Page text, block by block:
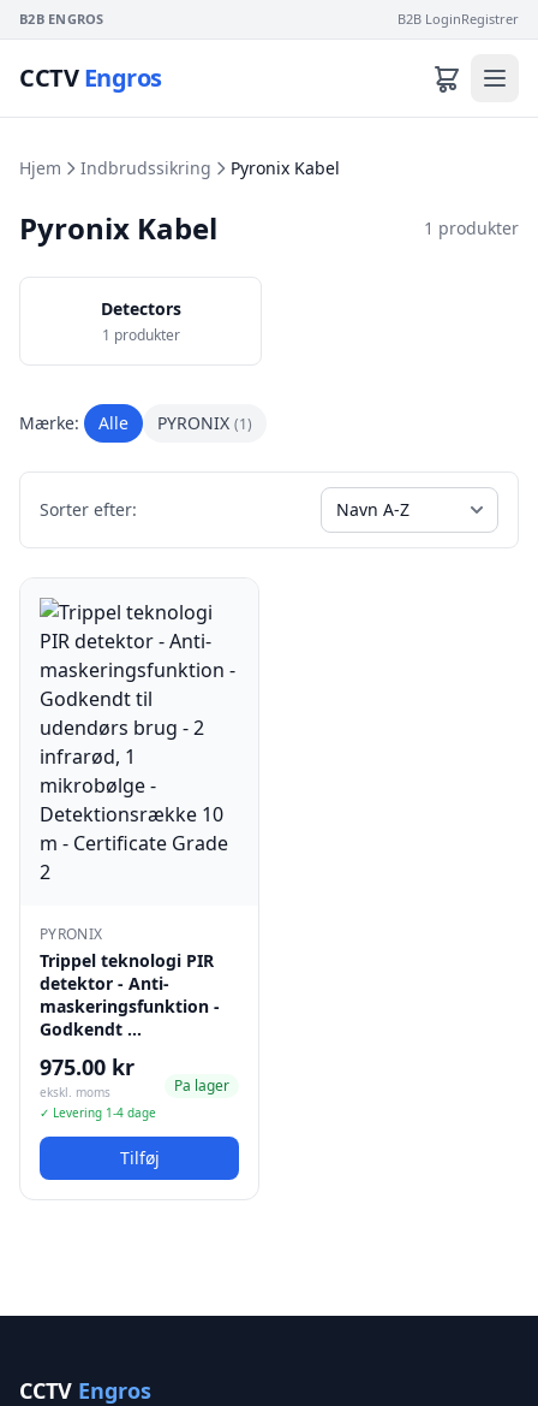
B2B ENGROS B2B LoginRegistrer
CCTVEngros
Hjem Indbrudssikring Pyronix Kabel
Pyronix Kabel 1 produkter
Detectors
1 produkter
Mærke: Alle PYRONIX (1)
Sorter efter:
PYRONIX
Trippel teknologi PIR
detektor - Anti-
maskeringsfunktion -
Godkendt …
975.00 kr
ekskl. moms
✓ Levering 1-4 dage
Pa lager
Tilføj
CCTV Engros